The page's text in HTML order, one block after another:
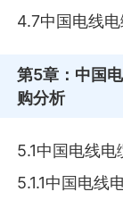
4.7中国电线
第5章 ：中国
购分析
5.1中国电线
5.1.1中国电线